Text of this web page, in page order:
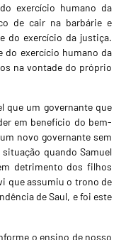
exercício humano da
de cair na barbárie e
do exercício da justiça.
do exercício humano da
na vontade do próprio
um governante que
em benefício do bem-
novo governante sem
quando Samuel
detrimento dos filhos
que assumiu o trono de
de Saul, e foi este
o ensino de nosso